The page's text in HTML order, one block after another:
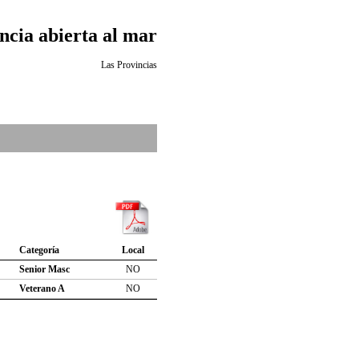
abierta al mar
Las Provincias
Categoría
Local
Senior Masc
NO
Veterano A
NO